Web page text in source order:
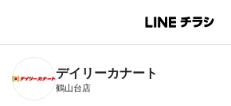
B
n
c
h
T
デイリーカナート
鶴山台店